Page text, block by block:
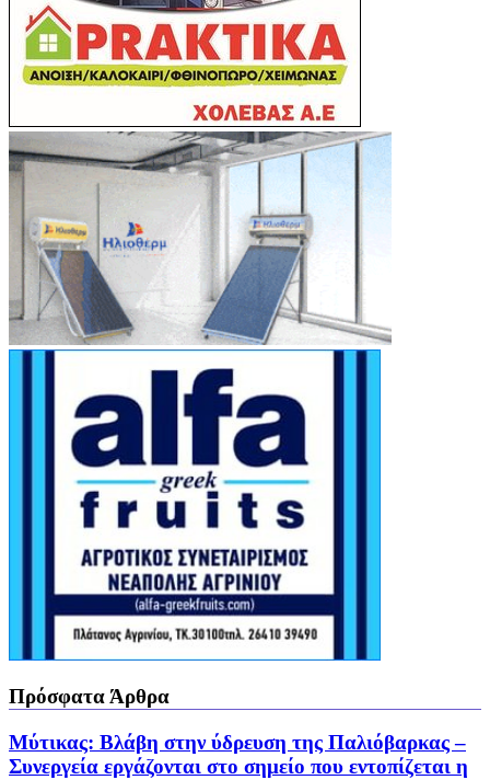
Πρόσφατα Άρθρα
Mύτικας: Βλάβη στην ύδρευση της Παλιόβαρκας –
Συνεργεία εργάζονται στο σημείο που εντοπίζεται η